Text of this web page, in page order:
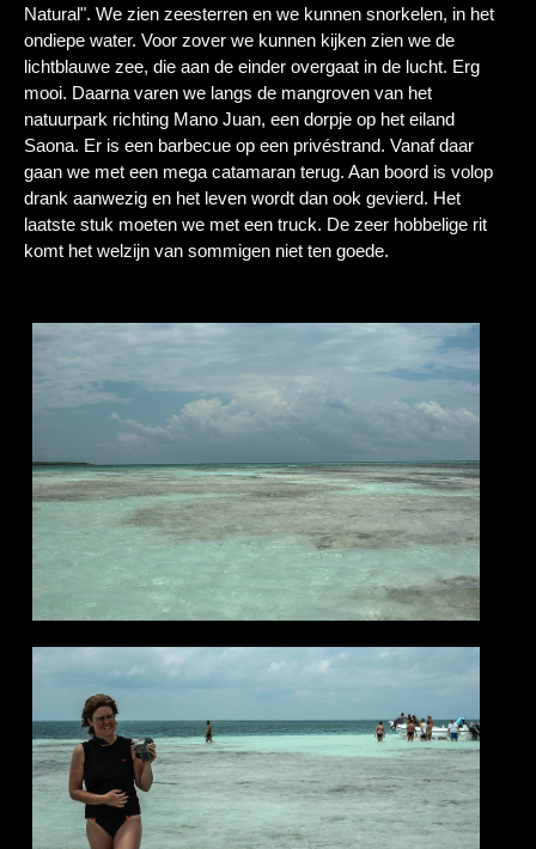
Natural". We zien zeesterren en we kunnen snorkelen, in het
ondiepe water. Voor zover we kunnen kijken zien we de
lichtblauwe zee, die aan de einder overgaat in de lucht. Erg
mooi. Daarna varen we langs de mangroven van het
natuurpark richting Mano Juan, een dorpje op het eiland
Saona. Er is een barbecue op een privéstrand. Vanaf daar
gaan we met een mega catamaran terug. Aan boord is volop
drank aanwezig en het leven wordt dan ook gevierd. Het
laatste stuk moeten we met een truck. De zeer hobbelige rit
komt het welzijn van sommigen niet ten goede.